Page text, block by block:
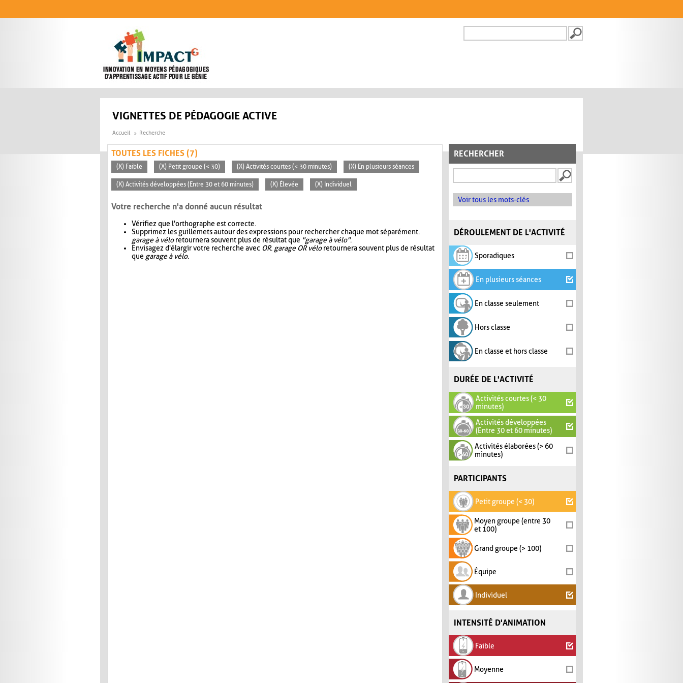
FORMULAIRE DE
VIGNETTES DE PÉDAGOGIE ACTIVE
Accueil Recherche
RECHERCHER
Voir tous les mots-clés
DÉROULEMENT DE L'ACTIVITÉ
Sporadiques
En plusieurs séances
En classe seulement
Hors classe
En classe et hors classe
DURÉE DE L'ACTIVITÉ
Activités courtes (< 30
minutes)
Activités développées
(Entre 30 et 60 minutes)
Activités élaborées (> 60
minutes)
PARTICIPANTS
Petit groupe (< 30)
Moyen groupe (entre 30
et 100)
Grand groupe (> 100)
Équipe
Individuel
INTENSITÉ D'ANIMATION
Faible
Moyenne
TOUTES LES FICHES (7)
(X) Faible (X) Petit groupe (< 30) (X) Activités courtes (< 30 minutes) (X) En plusieurs séances
(X) Activités développées (Entre 30 et 60 minutes) (X) Élevée (X) Individuel
Votre recherche n'a donné aucun résultat
Vérifiez que l'orthographe est correcte.
Supprimez les guillemets autour des expressions pour rechercher chaque mot séparément.
garage à véloretournera souvent plus de résultat que "garage à vélo".
Envisagez d'élargir votre recherche avec OR. garage OR véloretournera souvent plus de résultat
que garage à vélo.